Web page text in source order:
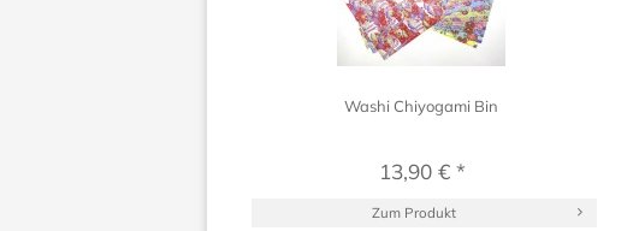
Washi Chiyogami Bin
13,90 € *
Zum Produkt